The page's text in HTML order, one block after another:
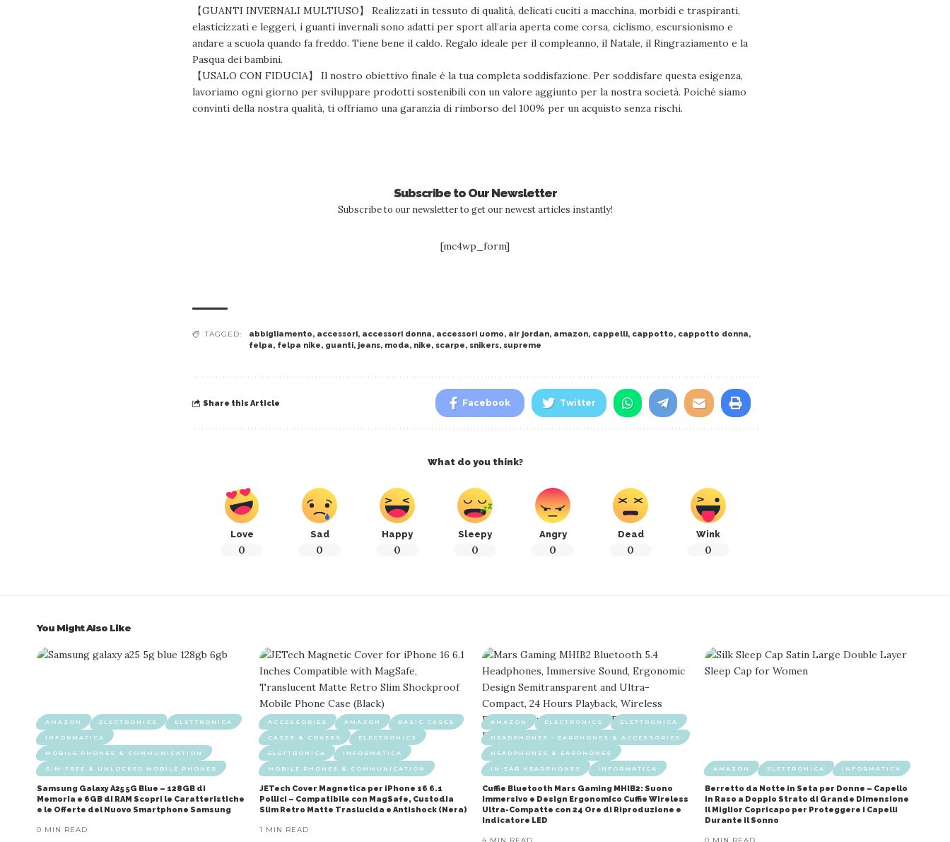
【GUANTI INVERNALI MULTIUSO】 Realizzati in tessuto di qualità, delicati cuciti a macchina, morbidi e traspiranti,
elasticizzati e leggeri, i guanti invernali sono adatti per sport all’aria aperta come corsa, ciclismo, escursionismo e
andare a scuola quando fa freddo. Tiene bene il caldo. Regalo ideale per il compleanno, il Natale, il Ringraziamento e la
Pasqua dei bambini.
【USALO CON FIDUCIA】 Il nostro obiettivo finale è la tua completa soddisfazione. Per soddisfare questa esigenza,
lavoriamo ogni giorno per sviluppare prodotti sostenibili con un valore aggiunto per la nostra società. Poiché siamo
convinti della nostra qualità, ti offriamo una garanzia di rimborso del 100% per un acquisto senza rischi.
Subscribe to Our Newsletter
Subscribe to our newsletter to get our newest articles instantly!
[mc4wp_form]
TAGGED: abbigliamento, accessori, accessori donna, accessori uomo, air jordan, amazon, cappelli, cappotto, cappotto donna,
felpa, felpa nike, guanti, jeans, moda, nike, scarpe, snikers, supreme
Share this Article Facebook Twitter
What do you think?
Love
0
Sad
0
Happy
0
Sleepy
0
Angry
0
Dead
0
Wink
0
You Might Also Like
AMAZON ELECTRONICS ELETTRONICA
INFORMATICA
MOBILE PHONES & COMMUNICATION
SIM-FREE & UNLOCKED MOBILE PHONES
Samsung Galaxy A25 5G Blue – 128GB di
Memoria e 6GB di RAM Scopri le Caratteristiche
e le Offerte del Nuovo Smartphone Samsung
0 MIN READ
ACCESSORIES AMAZON BASIC CASES
CASES & COVERS ELECTRONICS
ELETTRONICA INFORMATICA
MOBILE PHONES & COMMUNICATION
JETech Cover Magnetica per iPhone 16 6.1
Pollici – Compatibile con MagSafe, Custodia
Slim Retro Matte Traslucida e Antishock (Nera)
1 MIN READ
AMAZON ELECTRONICS ELETTRONICA
HEADPHONES - EARPHONES & ACCESSORIES
HEADPHONES & EARPHONES
IN-EAR HEADPHONES INFORMATICA
Cuffie Bluetooth Mars Gaming MHIB2: Suono
Immersivo e Design Ergonomico Cuffie Wireless
Ultra-Compatte con 24 Ore di Riproduzione e
Indicatore LED
4 MIN READ
AMAZON ELETTRONICA INFORMATICA
Berretto da Notte in Seta per Donne – Capello
in Raso a Doppio Strato di Grande Dimensione
Il Miglior Copricapo per Proteggere i Capelli
Durante il Sonno
0 MIN READ